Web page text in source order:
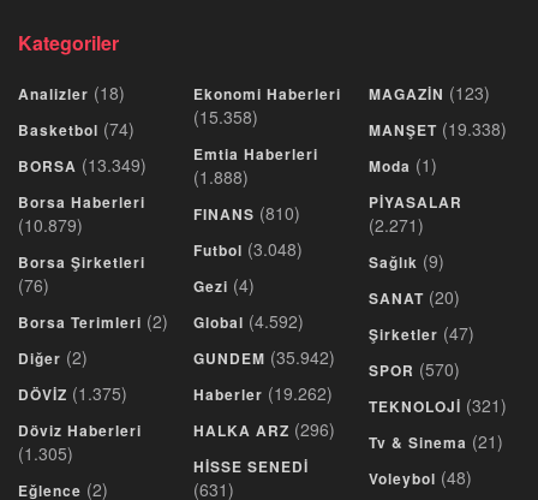
Kategoriler
Analizler (18)
Basketbol (74)
BORSA (13.349)
Borsa Haberleri
(10.879)
Borsa Şirketleri
(76)
Borsa Terimleri (2)
Diğer (2)
DÖVİZ (1.375)
Döviz Haberleri
(1.305)
Eğlence (2)
Ekonomi Haberleri
(15.358)
Emtia Haberleri
(1.888)
FINANS (810)
Futbol (3.048)
Gezi (4)
Global (4.592)
GUNDEM (35.942)
Haberler (19.262)
HALKA ARZ (296)
HİSSE SENEDİ
(631)
MAGAZİN (123)
MANŞET (19.338)
Moda (1)
PİYASALAR
(2.271)
Sağlık (9)
SANAT (20)
Şirketler (47)
SPOR (570)
TEKNOLOJİ (321)
Tv & Sinema (21)
Voleybol (48)